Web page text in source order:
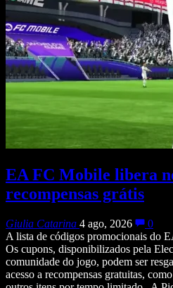
EA FC Mobile libera
recompensas grátis
Giulia Catarina 4 ago, 2026
0
A lista de códigos promocionais do
Os cupons, disponibilizados pela
comunidade do jogo, podem ser
acesso a recompensas gratuitas,